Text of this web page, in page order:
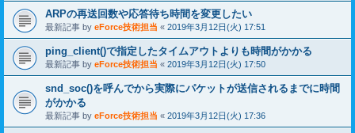
ARPの再送回数や応答待ち時間を変更したい
最新記事 by eForce技術担当 « 2019年3月12日(火) 17:51
ping_client()で指定したタイムアウトよりも時間がかかる
最新記事 by eForce技術担当 « 2019年3月12日(火) 17:50
snd_soc()を呼んでから実際にパケットが送信されるまでに時間
がかかる
最新記事 by eForce技術担当 « 2019年3月12日(火) 17:36